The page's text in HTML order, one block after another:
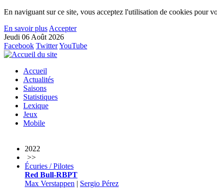
En naviguant sur ce site, vous acceptez l'utilisation de cookies pour
En savoir plus Accepter
Jeudi 06 Août 2026
Facebook TwitterYouTube
Accueil
Actualités
Saisons
Statistiques
Lexique
Jeux
Mobile
2022
>>
Écuries / Pilotes
Red Bull-RBPT
Max Verstappen | Sergio Pérez